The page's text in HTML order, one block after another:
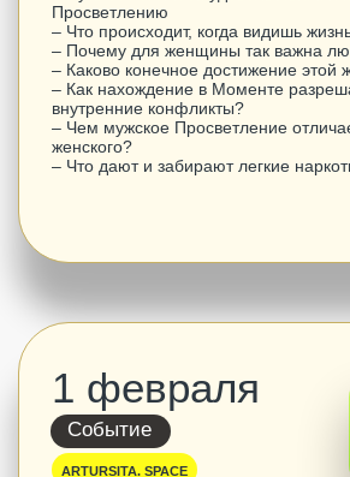
Есть всё.
Немыслимо
Это всё. Есть только
это.|
В 14 лет с Артуром произошел
спонтанный опыт самопознания,
который он тогда пытался объяснить